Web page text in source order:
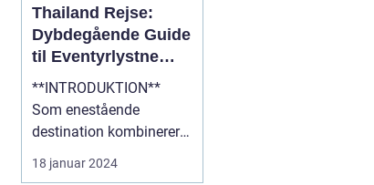
Thailand Rejse:
Dybdegående Guide
til Eventyrlystne
Rejsende
**INTRODUKTION**
Som enestående
destination kombinerer
Thailand det bedste af
kultur, natur og eventyr,
18 januar 2024